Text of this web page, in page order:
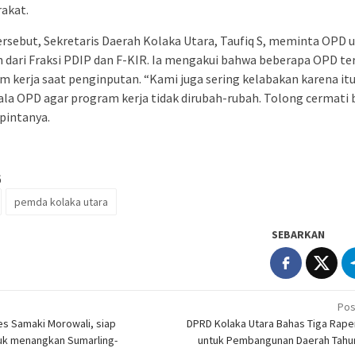
Sekretaris Daerah Kolaka Utara, Taufiq S, meminta OPD
Fraksi PDIP dan F-KIR. Ia mengakui bahwa beberapa OPD
kerja saat penginputan. “Kami juga sering kelabakan karena
OPD agar program kerja tidak dirubah-rubah. Tolong cermati
pemda kolaka utara
SEBARKAN
Samaki Morowali, siap
menangkan Sumarling-
DPRD Kolaka Utara Bahas Tiga
untuk Pembangunan Daerah